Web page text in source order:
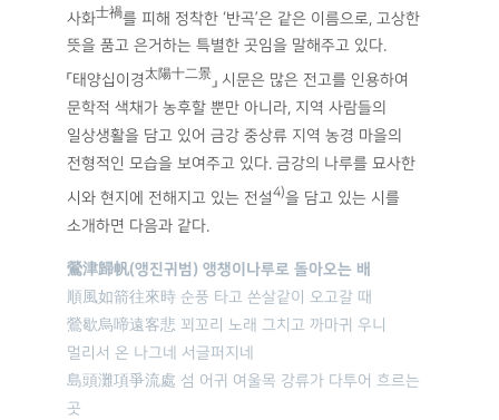
사화士禍를 피해 정착한 ‘반곡’은 같은 이름으로, 고상한
뜻을 품고 은거하는 특별한 곳임을 말해주고 있다.
「태양십이경太陽十二景 」 시문은 많은 전고를 인용하여
문학적 색채가 농후할 뿐만 아니라, 지역 사람들의
일상생활을 담고 있어 금강 중상류 지역 농경 마을의
전형적인 모습을 보여주고 있다. 금강의 나루를 묘사한
시와 현지에 전해지고 있는 전설4)을 담고 있는 시를
소개하면 다음과 같다.
鶯津歸帆(앵진귀범) 앵챙이나루로 돌아오는 배
順風如箭往來時 순풍 타고 쏜살같이 오고갈 때
鶯歇烏啼遠客悲 꾀꼬리 노래 그치고 까마귀 우니
멀리서 온 나그네 서글퍼지네
島頭灘項爭流處 섬 어귀 여울목 강류가 다투어 흐르는
곳